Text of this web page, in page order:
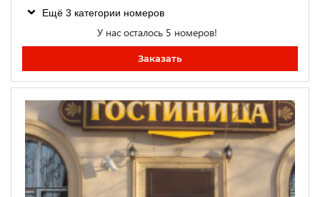
Ещё 3 категории номеров
У нас осталось 5 номеров!
Заказать